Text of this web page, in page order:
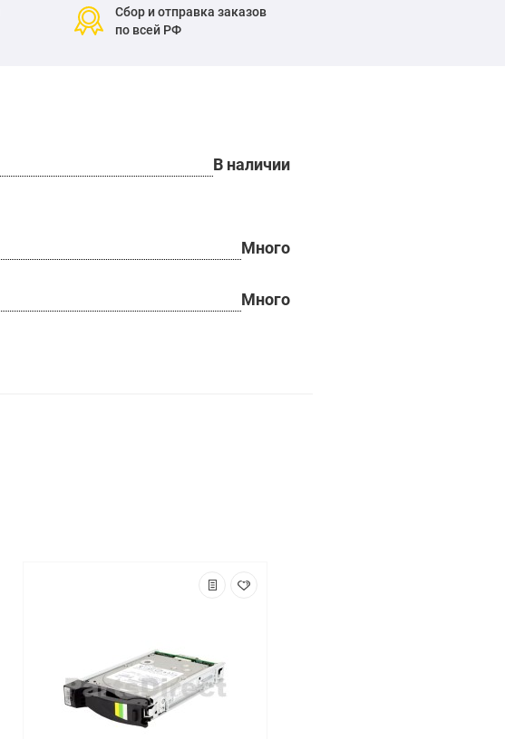
Сбор и отправка заказов
по всей РФ
В наличии
Много
Много